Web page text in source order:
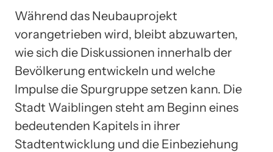
Während das Neubauprojekt
vorangetrieben wird, bleibt abzuwarten,
wie sich die Diskussionen innerhalb der
Bevölkerung entwickeln und welche
Impulse die Spurgruppe setzen kann. Die
Stadt Waiblingen steht am Beginn eines
bedeutenden Kapitels in ihrer
Stadtentwicklung und die Einbeziehung